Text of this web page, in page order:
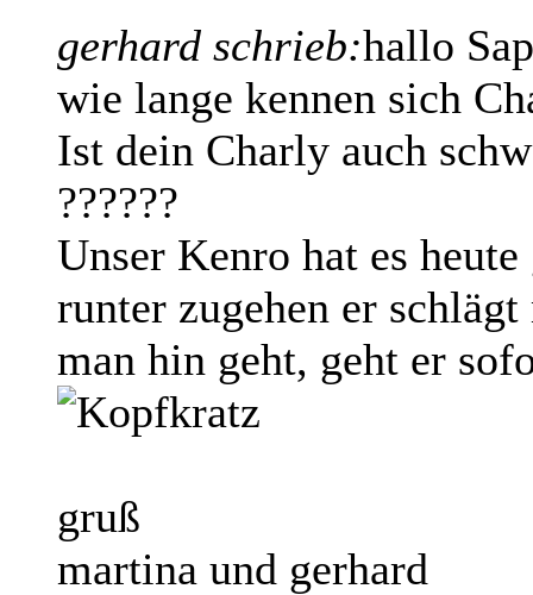
gerhard schrieb:hallo
wie lange kennen sich
Ist dein Charly auch
??????
Unser Kenro hat es
runter zugehen er
man hin geht, geht er
gruß
martina und gerhard